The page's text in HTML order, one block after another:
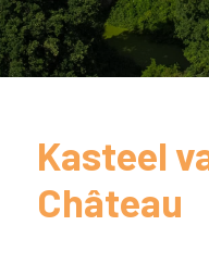
Kasteel
Château